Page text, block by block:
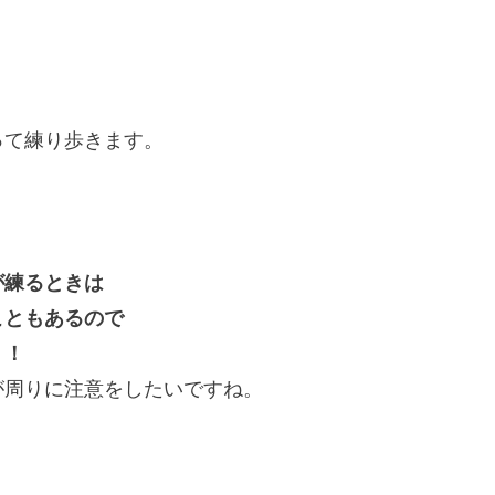
練り歩きます。
るときは
もあるので
りに注意をしたいですね。